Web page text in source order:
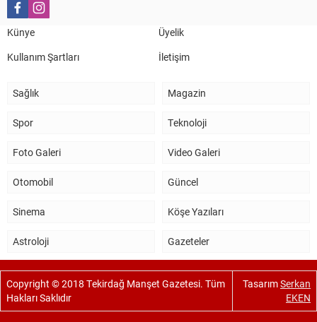
Künye
Üyelik
Kullanım Şartları
İletişim
Sağlık Magazin
Spor Teknoloji
Foto Galeri Video Galeri
Otomobil Güncel
Sinema Köşe Yazıları
Astroloji Gazeteler
Copyright © 2018 Tekirdağ Manşet Gazetesi. Tüm
Hakları Saklıdır
TasarımSerkan
EKEN